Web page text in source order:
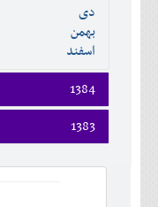
اسفند
دی
بهمن
اسفند
1384
فروردين
ارديبهشت
خرداد
1383
فروردين